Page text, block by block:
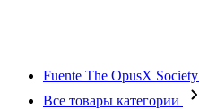
Fuente The OpusX Society
Все товары категории